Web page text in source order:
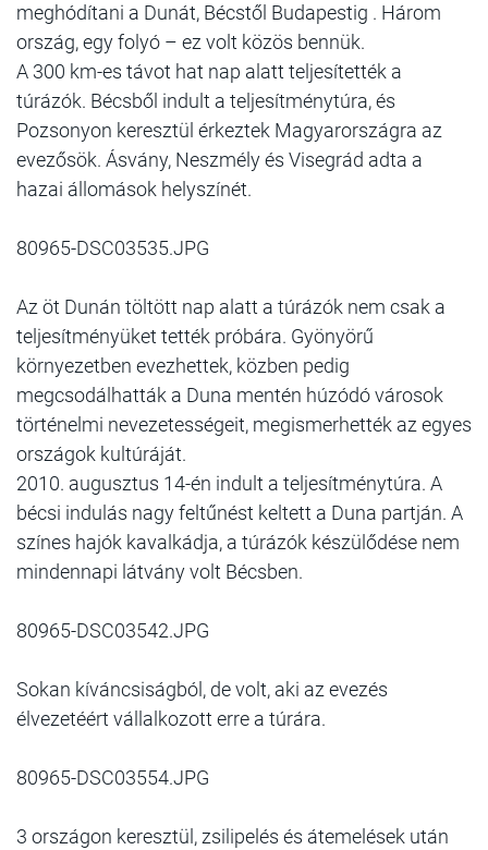
meghódítani a Dunát, Bécstől Budapestig . Három
ország, egy folyó – ez volt közös bennük.
A 300 km-es távot hat nap alatt teljesítették a
túrázók. Bécsből indult a teljesítménytúra, és
Pozsonyon keresztül érkeztek Magyarországra az
evezősök. Ásvány, Neszmély és Visegrád adta a
hazai állomások helyszínét.
80965-DSC03535.JPG
Az öt Dunán töltött nap alatt a túrázók nem csak a
teljesítményüket tették próbára. Gyönyörű
környezetben evezhettek, közben pedig
megcsodálhatták a Duna mentén húzódó városok
történelmi nevezetességeit, megismerhették az egyes
országok kultúráját.
2010. augusztus 14-én indult a teljesítménytúra. A
bécsi indulás nagy feltűnést keltett a Duna partján. A
színes hajók kavalkádja, a túrázók készülődése nem
mindennapi látvány volt Bécsben.
80965-DSC03542.JPG
Sokan kíváncsiságból, de volt, aki az evezés
élvezetéért vállalkozott erre a túrára.
80965-DSC03554.JPG
3 országon keresztül, zsilipelés és átemelések után